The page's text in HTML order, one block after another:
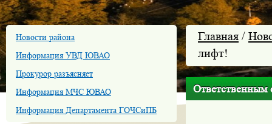
Новости района
Информация УВД ЮВАО
Прокурор разъясняет
Информация МЧС ЮВАО
Информация Департамента ГОЧСиПБ
Главная /
лифт!
Ответственным